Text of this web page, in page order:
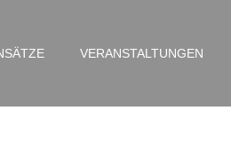
VERANSTALTUNGEN